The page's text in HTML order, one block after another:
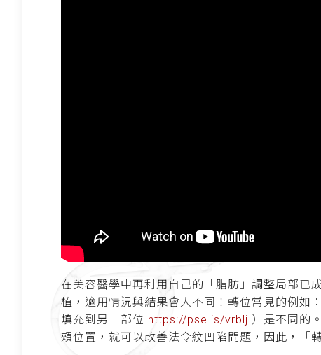
在美容醫學中再利用自己的「脂肪」調整局部已
植，適用情況與結果會大不同！轉位常見的例如
填充到另一部位 https://pse.is/vrblj ）是不同的
頰位置，就可以改善法令紋凹陷問題，因此，「